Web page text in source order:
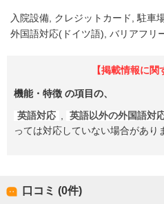
入院設備 クレジットカード 駐車
外国語対応(ドイツ語) バリアフリ
【掲載情報に関
機能・特徴 の項目の、
英語対応 英語以外の外国語対
っては対応していない場合があり
口コミ (0件)